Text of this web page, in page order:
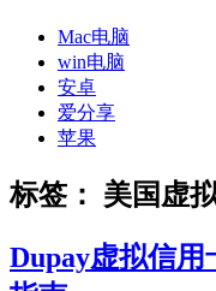
Mac电脑
win电脑
安卓
爱分享
苹果
标签： 美国虚
Dupay虚拟信用